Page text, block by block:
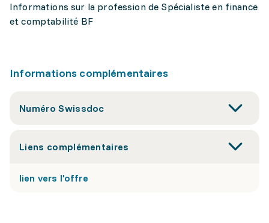
Informations sur la profession de Spécialiste en finance
et comptabilité BF
Informations complémentaires
Numéro Swissdoc
Liens complémentaires
lien vers l'offre